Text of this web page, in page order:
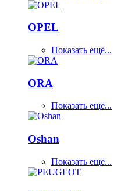
OPEL
Показать ещё...
ORA
Показать ещё...
Oshan
Показать ещё...